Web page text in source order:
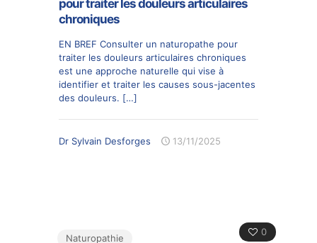
pour traiter les douleurs articulaires
chroniques
EN BREF Consulter un naturopathe pour
traiter les douleurs articulaires chroniques
est une approche naturelle qui vise à
identifier et traiter les causes sous-jacentes
des douleurs. […]
Dr Sylvain Desforges 13/11/2025
0
Naturopathie